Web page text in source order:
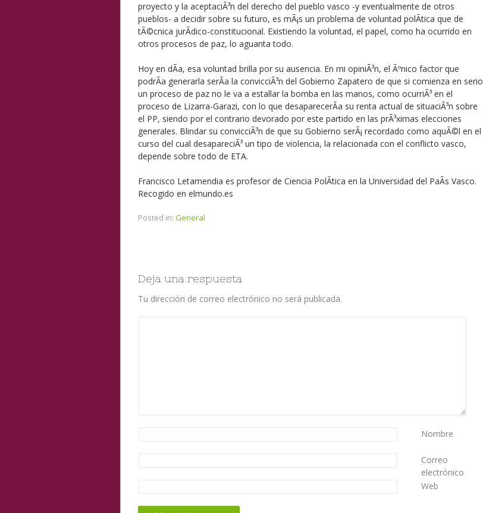
proyecto y la aceptaciÃ³n del derecho del pueblo vasco -y eventualmente de otros
pueblos- a decidir sobre su futuro, es mÃ¡s un problema de voluntad polÃ­tica que de
tÃ©cnica jurÃ­dico-constitucional. Existiendo la voluntad, el papel, como ha ocurrido en
otros procesos de paz, lo aguanta todo.
Hoy en dÃ­a, esa voluntad brilla por su ausencia. En mi opiniÃ³n, el Ãºnico factor que
podrÃ­a generarla serÃ­a la convicciÃ³n del Gobierno Zapatero de que si comienza en serio
un proceso de paz no le va a estallar la bomba en las manos, como ocurriÃ³ en el
proceso de Lizarra-Garazi, con lo que desaparecerÃ­a su renta actual de situaciÃ³n sobre
el PP, siendo por el contrario devorado por este partido en las prÃ³ximas elecciones
generales. Blindar su convicciÃ³n de que su Gobierno serÃ¡ recordado como aquÃ©l en el
curso del cual desapareciÃ³ un tipo de violencia, la relacionada con el conflicto vasco,
depende sobre todo de ETA.
Francisco Letamendia es profesor de Ciencia PolÃ­tica en la Universidad del PaÃ­s Vasco.
Recogido en elmundo.es
Posted in: General
Deja una respuesta
Tu dirección de correo electrónico no será publicada.
Nombre
Correo
electrónico
Web